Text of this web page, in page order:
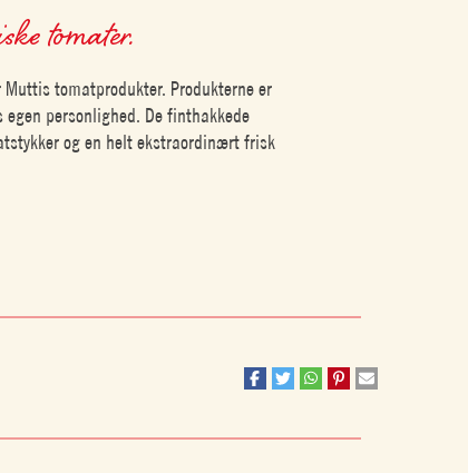
tomater.
tomatprodukter. Produkterne er
personlighed. De finthakkede
og en helt ekstraordinært frisk